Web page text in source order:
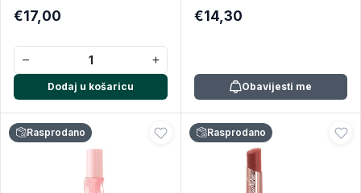
€17,00
− +
Dodaj u košaricu
€14,30
Obavijesti me
Rasprodano Rasprodano